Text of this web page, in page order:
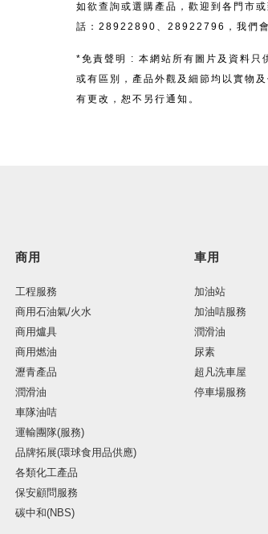
如欲查詢或選購產品，歡迎到各門市
話：28922890、28922796，我們會
*免責聲明 : 本網站所有圖片及資料只
或有區別，產品外觀及細節均以實物
有更改，恕不另行通知。
商用
工程服務
商用石油氣/火水
商用爐具
商用燃油
瀝青產品
潤滑油
車隊油咭
運輸團隊(服務)
品牌拓展(環球食用品供應)
各類化工產品
保安顧問服務
碳中和(NBS)
車用
加油站
加油咭服務
潤滑油
尿素
超凡洗車屋
停車場服務